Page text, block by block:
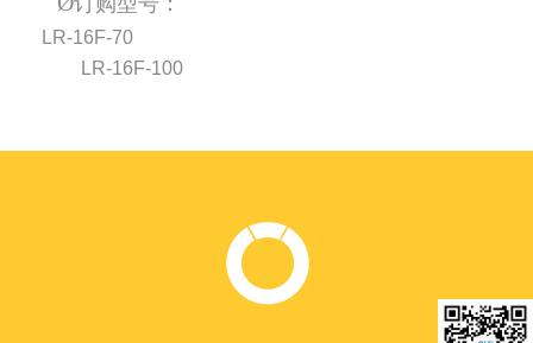
LR-16F-70
LR-16F-100